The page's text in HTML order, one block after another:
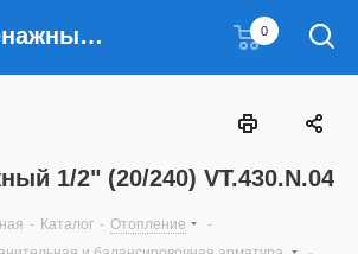
Кран дренажный 1/2" (20/240) VT.430.N.04 0
1/2" (20/240) VT.430.N.04
- Каталог - Отопление
-